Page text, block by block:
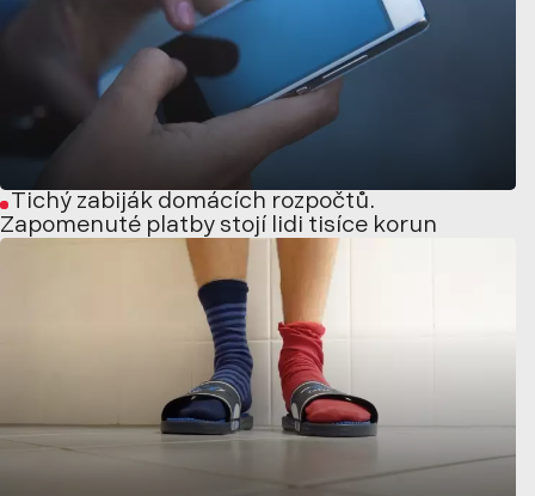
Tichý zabiják domácích rozpočtů.
Zapomenuté platby stojí lidi tisíce korun